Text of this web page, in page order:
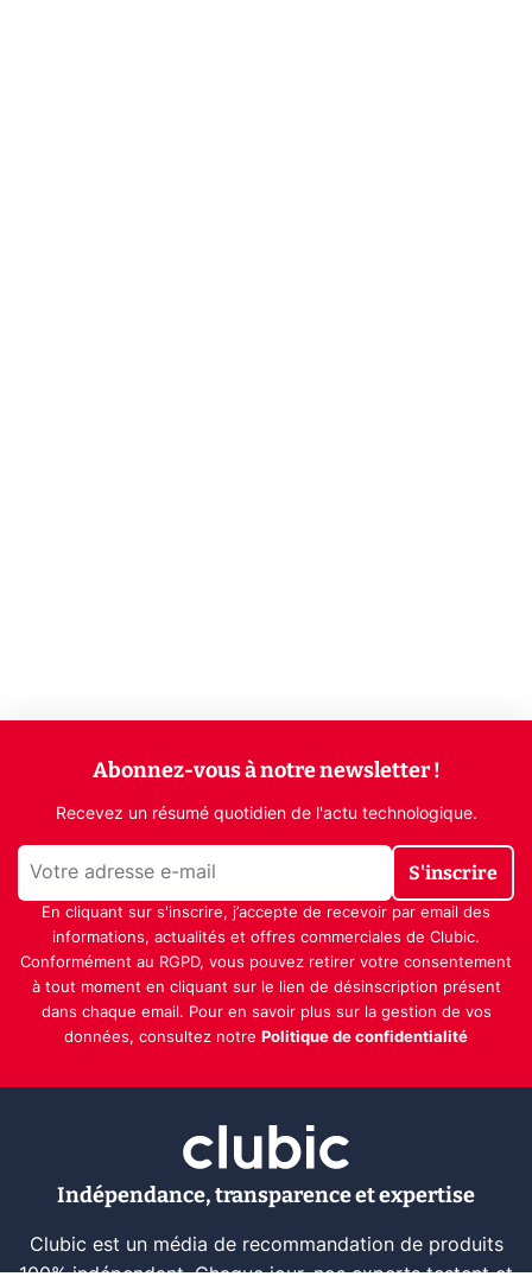
Abonnez-vous à notre newsletter !
Recevez un résumé quotidien de l'actu technologique.
S'inscrire
En cliquant sur s'inscrire, j’accepte de recevoir par email des
informations, actualités et offres commerciales de Clubic.
Conformément au RGPD, vous pouvez retirer votre consentement
à tout moment en cliquant sur le lien de désinscription présent
dans chaque email. Pour en savoir plus sur la gestion de vos
données, consultez notre Politique de confidentialité
Indépendance, transparence et expertise
Clubic est un média de recommandation de produits
100% indépendant. Chaque jour, nos experts testent et